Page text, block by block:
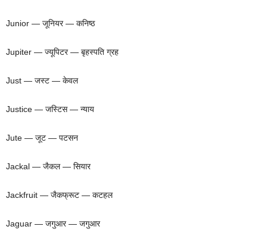
Junior — जूनियर — कनिष्ठ
Jupiter — ज्यूपिटर — बृहस्पति ग्रह
Just — जस्ट — केवल
Justice — जस्टिस — न्याय
Jute — जूट — पटसन
Jackal — जैकल — सियार
Jackfruit — जैकफ्रूट — कटहल
Jaguar — जगुआर — जगुआर